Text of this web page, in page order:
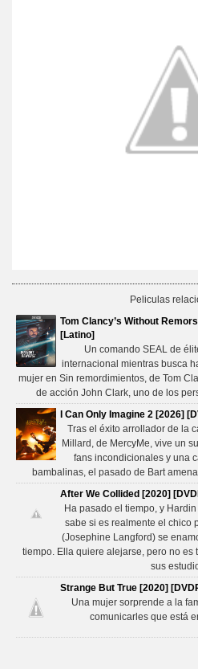
Peliculas
Tom Clancy’s Without
[Latino]
Un comando SEAL de
internacional mientras busca
mujer en Sin remordimientos, de Tom
de acción John Clark, uno de los
I Can Only Imagine 2 [2026]
Tras el éxito arrollador de la
Millard, de MercyMe, vive un
fans incondicionales y una
bambalinas, el pasado de Bart
After We Collided [2020]
Ha pasado el tiempo, y
sabe si es realmente el chico
(Josephine Langford) se
tiempo. Ella quiere alejarse, pero no es
sus
Strange But True [2020]
Una mujer sorprende a la
comunicarles que está